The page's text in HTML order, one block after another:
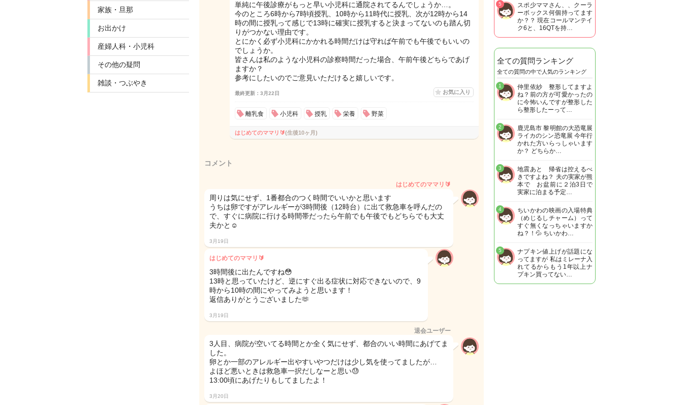
家族・旦那
お出かけ
産婦人科・小児科
その他の疑問
雑談・つぶやき
単純に午後診療がもっと早い小児科に通院されてるんでしょうか…。
今のところ6時から7時頃授乳、10時から11時代に授乳、次が12時から14
時の間に授乳って感じで13時に確実に授乳すると決まってないのも踏ん切
りがつかない理由です。
とにかく必ず小児科にかかれる時間だけは守れば午前でも午後でもいいの
でしょうか。
皆さんは私のような小児科の診察時間だった場合、午前午後どちらであげ
ますか？
参考にしたいのでご意見いただけると嬉しいです。
最終更新：3月22日 お気に入り
離乳食 小児科 授乳 栄養 野菜
はじめてのママリ🔰(生後10ヶ月)
コメント
はじめてのママリ🔰
周りは気にせず、1番都合のつく時間でいいかと思います
うちは卵ですがアレルギーが3時間後（12時台）に出て救急車を呼んだの
で、すぐに病院に行ける時間帯だったら午前でも午後でもどちらでも大丈
夫かと☺️
3月19日
はじめてのママリ🔰
3時間後に出たんですね😳
13時と思っていたけど、逆にすぐ出る症状に対応できないので、9
時から10時の間にやってみようと思います！
返信ありがとうございました🫶
3月19日
退会ユーザー
3人目、病院が空いてる時間とか全く気にせず、都合のいい時間にあげてま
した。
卵とか一部のアレルギー出やすいやつだけは少し気を使ってましたが…
よほど悪いときは救急車一択だしなーと思い😓
13:00頃にあげたりもしてましたよ！
3月20日
スポ少ママさん、、クーラ
ーボックス何個持ってます
か？？ 現在コールマンテイ
ク6と、16QTを持…
5
全ての質問ランキング
全ての質問の中で人気のランキング
仲里依紗 整形してますよ
ね？前の方が可愛かったの
に今怖いんですが整形した
ら整形したーって…
1
鹿児島市 黎明館の大恐竜展
ライカのシン恐竜展 今年行
かれた方いらっしゃいます
か？ どちらか…
2
地震あと 帰省は控えるべ
きですよね？ 夫の実家が熊
本で お盆前に２泊3日で
実家に泊まる予定…
3
ちいかわの映画の入場特典
（めじるしチャーム）って
すぐ無くなっちゃいますか
ね？！💦 ちいかわ…
4
ナプキン値上げが話題にな
ってますが 私はミレーナ入
れてるからもう1年以上ナ
プキン買ってない…
5